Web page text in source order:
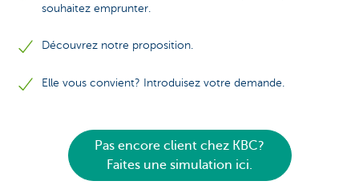
souhaitez emprunter.
Découvrez notre proposition.
Elle vous convient? Introduisez votre demande.
Pas encore client chez KBC?
Faites une simulation ici.